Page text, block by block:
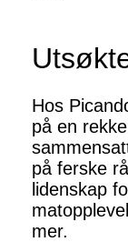
Hos
på en
på ferske
lidenskap
mer.